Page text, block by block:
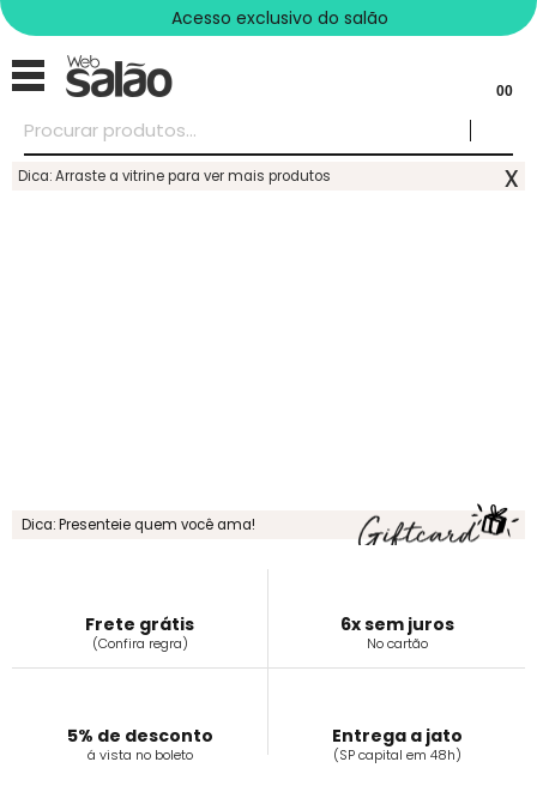
Acesso exclusivo do salão
00
Dica: Arraste a vitrine para ver mais produtos x
Dica: Presenteie quem você ama!
Frete grátis
(Confira regra)
6x sem juros
No cartão
5% de desconto
á vista no boleto
Entrega a jato
(SP capital em 48h)